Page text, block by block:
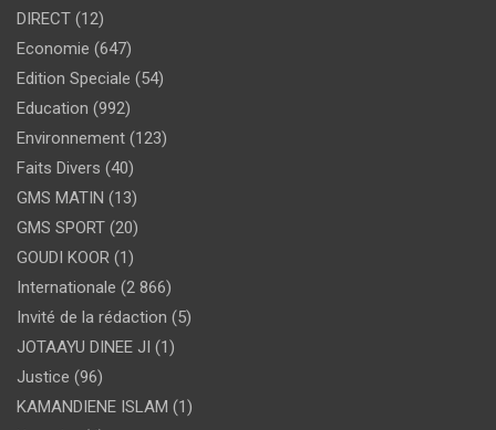
DIRECT (12)
Economie (647)
Edition Speciale (54)
Education (992)
Environnement (123)
Faits Divers (40)
GMS MATIN (13)
GMS SPORT (20)
GOUDI KOOR (1)
Internationale (2 866)
Invité de la rédaction (5)
JOTAAYU DINEE JI (1)
Justice (96)
KAMANDIENE ISLAM (1)